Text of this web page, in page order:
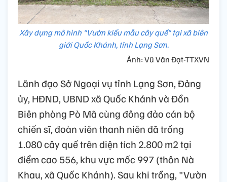
Xây dựng mô hình "Vườn kiểu mẫu cây quế" tại xã biên
giới Quốc Khánh, tỉnh Lạng Sơn.
Ảnh: Vũ Văn Đạt-TTXVN
Lãnh đạo Sở Ngoại vụ tỉnh Lạng Sơn, Đảng
ủy, HĐND, UBND xã Quốc Khánh và Đồn
Biên phòng Pò Mã cùng đông đảo cán bộ
chiến sĩ, đoàn viên thanh niên đã trồng
1.080 cây quế trên diện tích 2.800 m2 tại
điểm cao 556, khu vực mốc 997 (thôn Nà
Khau, xã Quốc Khánh). Sau khi trồng, "Vườn